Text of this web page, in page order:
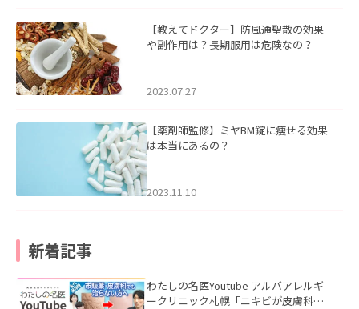
【教えてドクター】防風通聖散の効果
や副作用は？長期服用は危険なの？
2023.07.27
【薬剤師監修】ミヤBM錠に痩せる効果
は本当にあるの？
2023.11.10
新着記事
わたしの名医Youtube アルバアレルギ
ークリニック札幌「ニキビが皮膚科で